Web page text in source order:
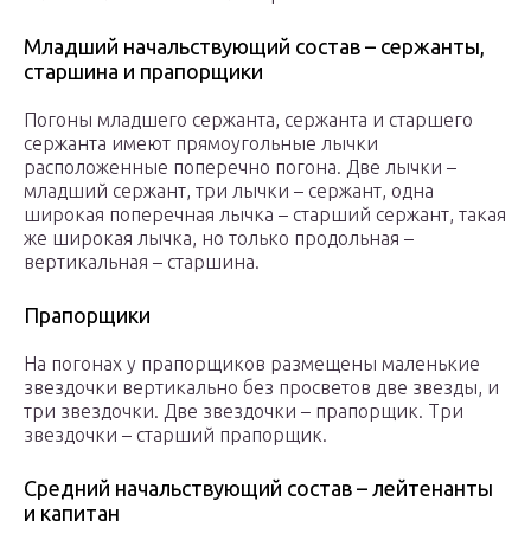
Младший начальствующий состав – сержанты,
старшина и прапорщики
Погоны младшего сержанта, сержанта и старшего
сержанта имеют прямоугольные лычки
расположенные поперечно погона. Две лычки –
младший сержант, три лычки – сержант, одна
широкая поперечная лычка – старший сержант, такая
же широкая лычка, но только продольная –
вертикальная – старшина.
Прапорщики
На погонах у прапорщиков размещены маленькие
звездочки вертикально без просветов две звезды, и
три звездочки. Две звездочки – прапорщик. Три
звездочки – старший прапорщик.
Средний начальствующий состав – лейтенанты
и капитан